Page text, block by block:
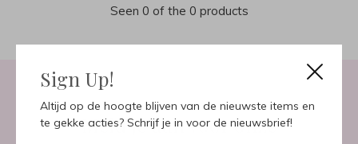
Sign Up!
Altijd op de hoogte blijven van de nieuwste items en
te gekke acties? Schrijf je in voor de nieuwsbrief!
Seen 0 of the 0 products
Meld je aan voor onze